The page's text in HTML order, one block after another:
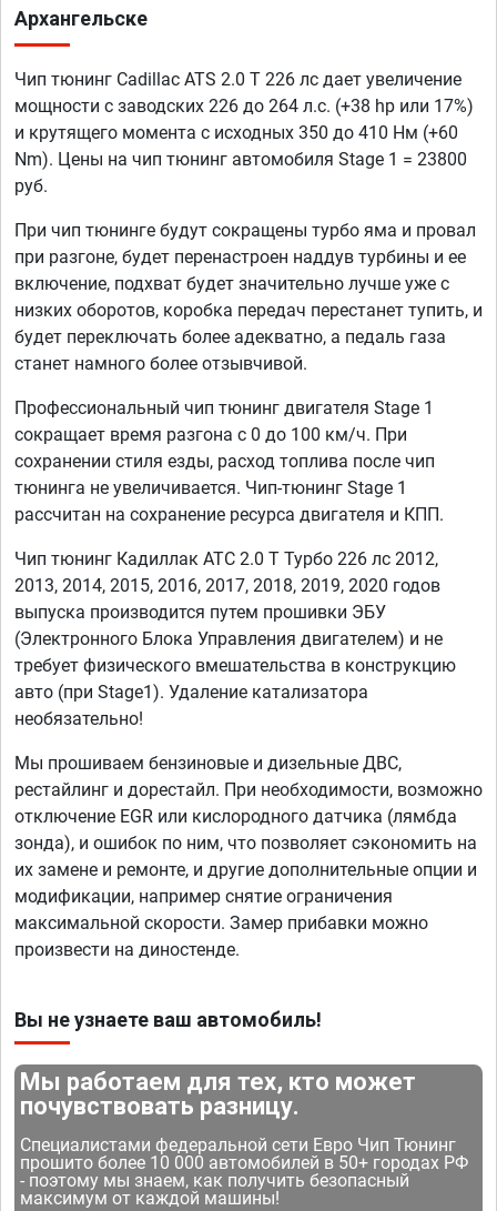
Архангельске
Чип тюнинг Cadillac ATS 2.0 T 226 лс дает увеличение
мощности с заводских 226 до 264 л.с. (+38 hp или 17%)
и крутящего момента с исходных 350 до 410 Нм (+60
Nm). Цены на чип тюнинг автомобиля Stage 1 = 23800
руб.
При чип тюнинге будут сокращены турбо яма и провал
при разгоне, будет перенастроен наддув турбины и ее
включение, подхват будет значительно лучше уже с
низких оборотов, коробка передач перестанет тупить, и
будет переключать более адекватно, а педаль газа
станет намного более отзывчивой.
Профессиональный чип тюнинг двигателя Stage 1
сокращает время разгона с 0 до 100 км/ч. При
сохранении стиля езды, расход топлива после чип
тюнинга не увеличивается. Чип-тюнинг Stage 1
рассчитан на сохранение ресурса двигателя и КПП.
Чип тюнинг Кадиллак АТС 2.0 T Турбо 226 лс 2012,
2013, 2014, 2015, 2016, 2017, 2018, 2019, 2020 годов
выпуска производится путем прошивки ЭБУ
(Электронного Блока Управления двигателем) и не
требует физического вмешательства в конструкцию
авто (при Stage1). Удаление катализатора
необязательно!
Мы прошиваем бензиновые и дизельные ДВС,
рестайлинг и дорестайл. При необходимости, возможно
отключение EGR или кислородного датчика (лямбда
зонда), и ошибок по ним, что позволяет сэкономить на
их замене и ремонте, и другие дополнительные опции и
модификации, например снятие ограничения
максимальной скорости. Замер прибавки можно
произвести на диностенде.
Вы не узнаете ваш автомобиль!
Мы работаем для тех, кто может
почувствовать разницу.
Специалистами федеральной сети Евро Чип Тюнинг
прошито более 10 000 автомобилей в 50+ городах РФ
- поэтому мы знаем, как получить безопасный
максимум от каждой машины!